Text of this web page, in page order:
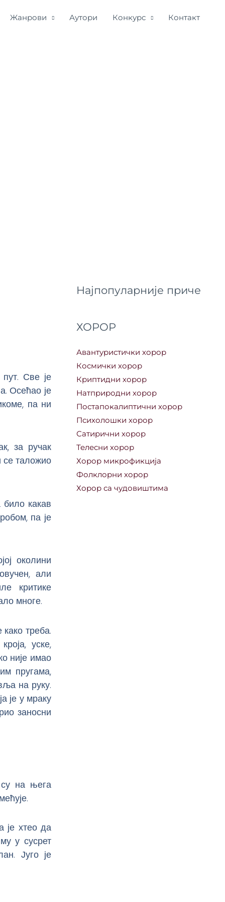
Жанрови Аутори Конкурс Контакт
Све је
Осећао је
па ни
за ручак
се таложио
какав
па је
околини
али
критике
многе.
треба.
уске,
није имао
пругама,
на руку.
је у мраку
заносни
на њега
је хтео да
у сусрет
Југо је
Најпопуларније приче
ХОРОР
Авантуристички хорор
Космички хорор
Криптидни хорор
Натприродни хорор
Постапокалиптични хорор
Психолошки хорор
Сатирични хорор
Телесни хорор
Хорор микрофикција
Фолклорни хорор
Хорор са чудовиштима